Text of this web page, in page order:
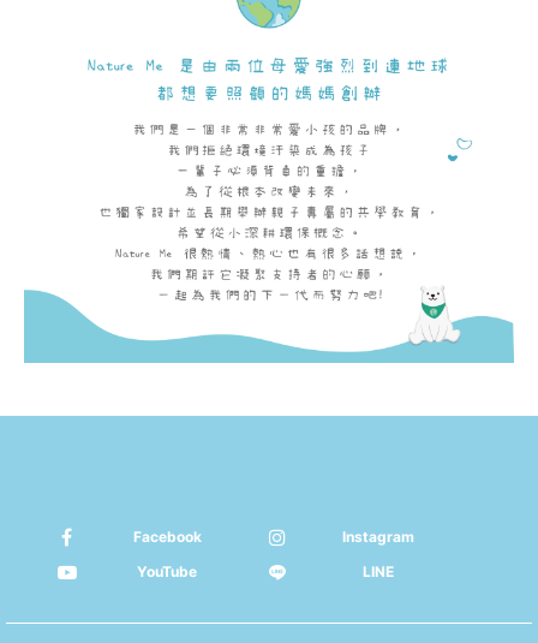
Facebook
Instagram
YouTube
LINE